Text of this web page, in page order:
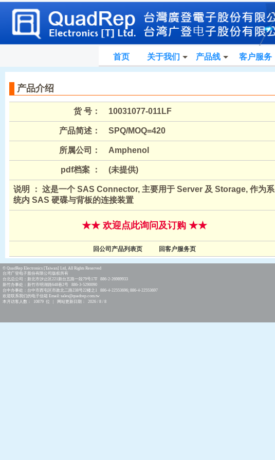
首页 关于我们 产品线 客户服务
产品介绍
货 号： 10031077-011LF
产品简述： SPQ/MOQ=420
所属公司： Amphenol
pdf档案 ： (未提供)
说明 ： 这是一个 SAS Connector, 主要用于 Server 及 Storage, 作为系
统内 SAS 硬碟与背板的连接装置
★★ 欢迎点此询问及订购 ★★
回公司产品列表页 回客户服务页
© QuadRep Electronics [Taiwan] Ltd, All Rights Reserved
台湾广登电子股份有限公司版权所有
台北总公司：新北市汐止区221新台五路一段79号17F 886-2-26989933
新竹办事处：新竹市明湖路648巷2号 886-3-5290090
台中办事处：台中市西屯区市政北二路238号22楼之1 886-4-22553696; 886-4-22553697
欢迎联系我们的电子信箱 Email: sales@quadrep.com.tw
本月访客人数： 10879 位 | 网站更新日期： 2026 / 8 / 8